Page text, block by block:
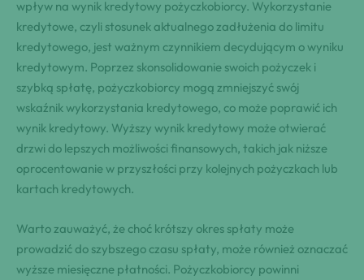
wpływ na wynik kredytowy pożyczkobiorcy. Wykorzystanie
kredytowe, czyli stosunek aktualnego zadłużenia do limitu
kredytowego, jest ważnym czynnikiem decydującym o wyniku
kredytowym. Poprzez skonsolidowanie swoich pożyczek i
szybką spłatę, pożyczkobiorcy mogą zmniejszyć swój
wskaźnik wykorzystania kredytowego, co może poprawić ich
wynik kredytowy. Wyższy wynik kredytowy może otwierać
drzwi do lepszych możliwości finansowych, takich jak niższe
oprocentowanie w przyszłości przy kolejnych pożyczkach lub
kartach kredytowych.
Warto zauważyć, że choć krótszy okres spłaty może
prowadzić do szybszego czasu spłaty, może również oznaczać
wyższe miesięczne płatności. Pożyczkobiorcy powinni